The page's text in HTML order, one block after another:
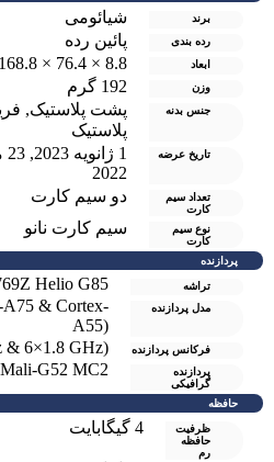
برند شیائومی
رده بندی پائین رده
ابعاد 8.8 × 76.4 × 168.8 میلی متر
وزن 192 گرم
جنس بدنه پشت پلاستیک,
پلاستیک
تاریخ عرضه ,
2022
تعداد سیم
کارت
دو سيم کارت
نوع سیم
کارت
سیم کارت نانو
پردازنده
تراشه Helio G85
مدل پردازنده
A75 & Cortex-
A55)
فرکانس پردازنده & 6×1.8 GHz)
پردازنده
گرافیکی
Mali-G52 MC2
حافظه
ظرفیت
حافظه
رم